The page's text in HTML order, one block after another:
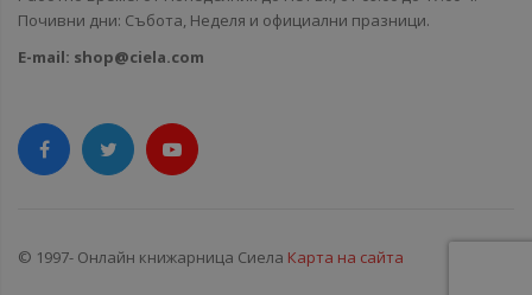
Почивни дни: Събота, Неделя и официални празници.
E-mail: shop@ciela.com
© 1997- Онлайн книжарница Сиела Карта на сайта